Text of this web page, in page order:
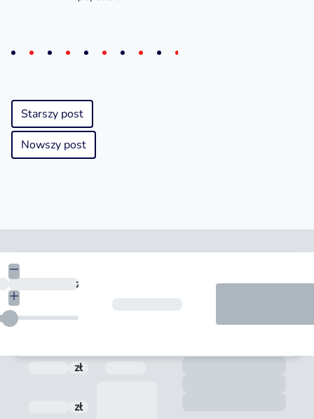
Starszy post
Nowszy post
Kwota
zł
zł
zł